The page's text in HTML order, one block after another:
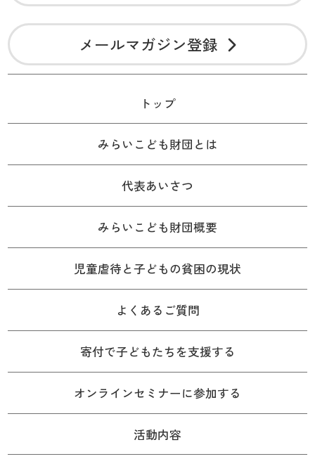
メールマガジン登録
トップ
みらいこども財団とは
代表あいさつ
みらいこども財団概要
児童虐待と子どもの貧困の現状
よくあるご質問
寄付で子どもたちを支援する
オンラインセミナーに参加する
活動内容